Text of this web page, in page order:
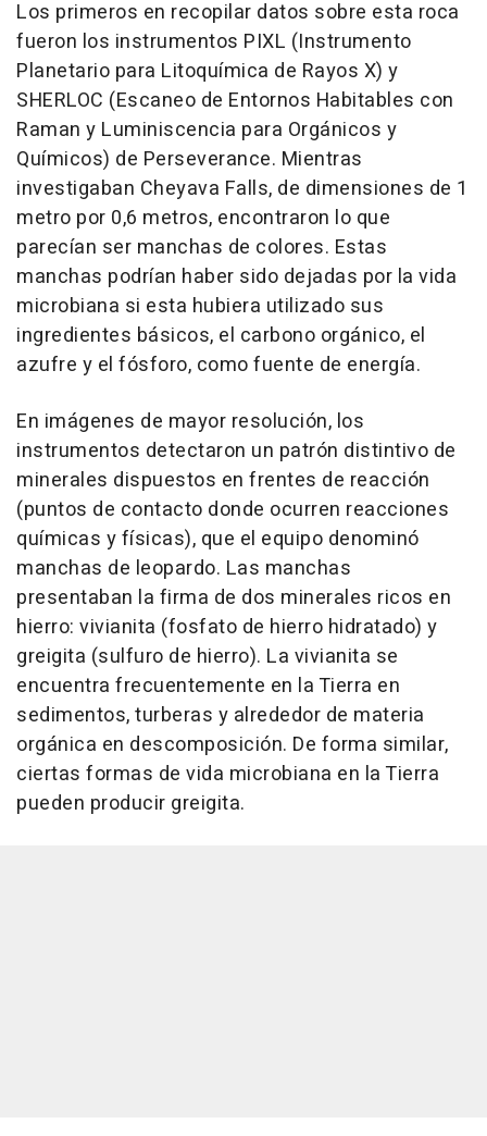
Los primeros en recopilar datos sobre esta roca
fueron los instrumentos PIXL (Instrumento
Planetario para Litoquímica de Rayos X) y
SHERLOC (Escaneo de Entornos Habitables con
Raman y Luminiscencia para Orgánicos y
Químicos) de Perseverance. Mientras
investigaban Cheyava Falls, de dimensiones de 1
metro por 0,6 metros, encontraron lo que
parecían ser manchas de colores. Estas
manchas podrían haber sido dejadas por la vida
microbiana si esta hubiera utilizado sus
ingredientes básicos, el carbono orgánico, el
azufre y el fósforo, como fuente de energía.
En imágenes de mayor resolución, los
instrumentos detectaron un patrón distintivo de
minerales dispuestos en frentes de reacción
(puntos de contacto donde ocurren reacciones
químicas y físicas), que el equipo denominó
manchas de leopardo. Las manchas
presentaban la firma de dos minerales ricos en
hierro: vivianita (fosfato de hierro hidratado) y
greigita (sulfuro de hierro). La vivianita se
encuentra frecuentemente en la Tierra en
sedimentos, turberas y alrededor de materia
orgánica en descomposición. De forma similar,
ciertas formas de vida microbiana en la Tierra
pueden producir greigita.